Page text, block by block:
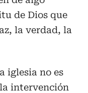
de Dios que
la verdad, la
iglesia no es
intervención